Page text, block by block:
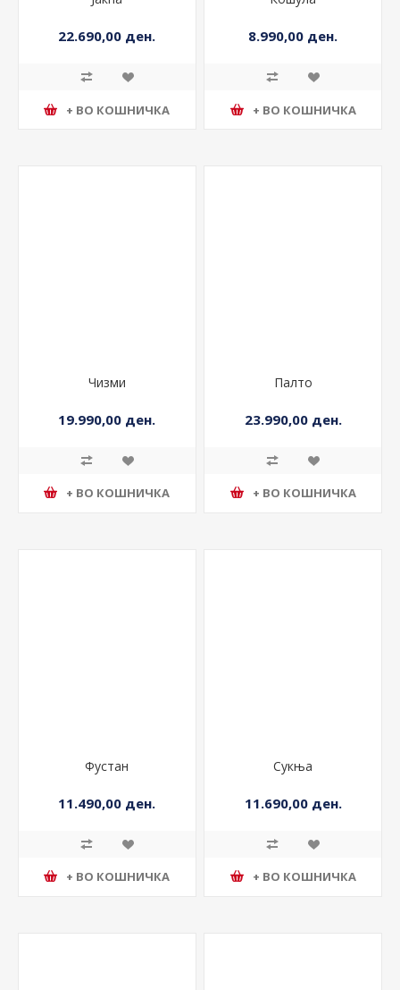
22.690,00 ден.
+ ВО КОШНИЧКА
8.990,00 ден.
+ ВО КОШНИЧКА
Чизми
19.990,00 ден.
+ ВО КОШНИЧКА
Палто
23.990,00 ден.
+ ВО КОШНИЧКА
Фустан
11.490,00 ден.
+ ВО КОШНИЧКА
Сукња
11.690,00 ден.
+ ВО КОШНИЧКА